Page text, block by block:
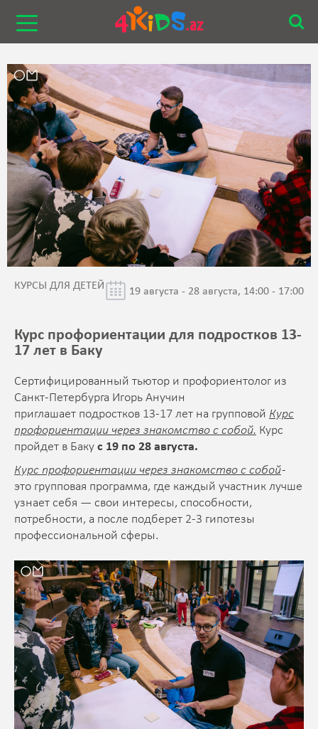
КУРСЫ ДЛЯ ДЕТЕЙ 19 августа - 28 августа, 14:00 - 17:00
Курс профориентации для подростков 13-
17 лет в Баку
Сертифицированный тьютор и профориентолог из
Санкт-Петербурга Игорь Анучин
приглашает подростков 13-17 лет на групповой Курс
профориентации через знакомство с собой. Курс
пройдет в Баку с 19 по 28 августа.
Курс профориентации через знакомство с собой-
это групповая программа, где каждый участник лучше
узнает себя — свои интересы, способности,
потребности, а после подберет 2-3 гипотезы
профессиональной сферы.